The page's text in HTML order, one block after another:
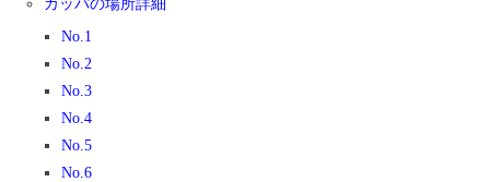
カッパの場所詳細
No.1
No.2
No.3
No.4
No.5
No.6